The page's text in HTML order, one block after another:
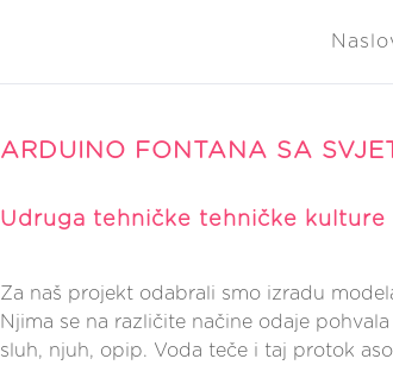
ARDUINO FONTANA SA
Udruga tehničke tehničke kulture
Za naš projekt odabrali smo izradu
Njima se na različite načine odaje
sluh, njuh, opip. Voda teče i taj protok